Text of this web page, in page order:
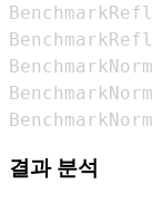
결과 분석